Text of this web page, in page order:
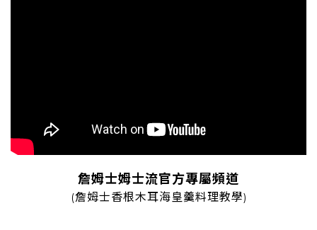
詹姆士姆士流官方專屬頻道
(詹姆士香根木耳海皇羹料理教學)